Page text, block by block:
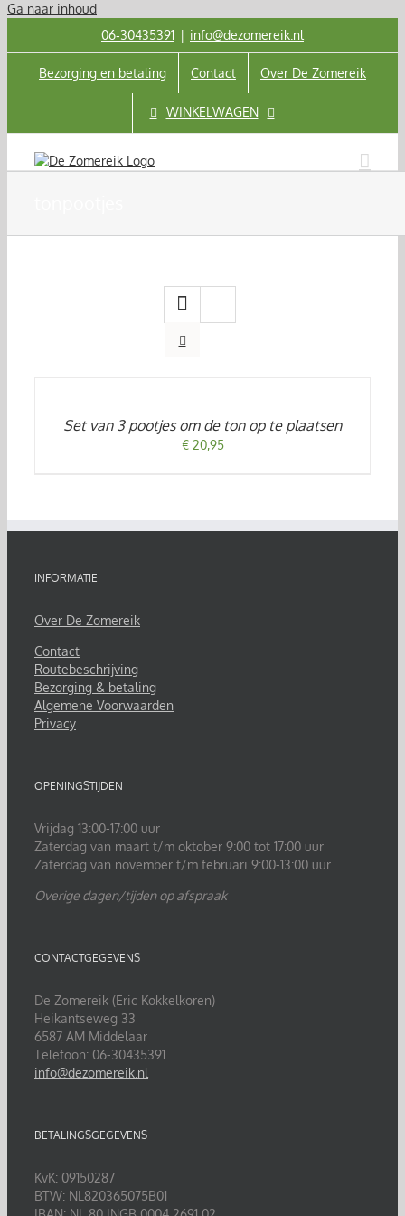
Ga naar inhoud
06‑30435391 | info@dezomereik.nl
Bezorging en betaling Contact Over De Zomereik
WINKELWAGEN
DETAILSSet van 3 pootjes om de ton op te plaatsen
€20,95
INFORMATIE
Over De Zomereik
Contact
Routebeschrijving
Bezorging & betaling
Algemene Voorwaarden
Privacy
OPENINGSTIJDEN
Vrijdag 13:00-17:00 uur
Zaterdag van maart t/m oktober 9:00 tot 17:00 uur
Zaterdag van november t/m februari 9:00-13:00 uur
Overige dagen/tijden op afspraak
CONTACTGEGEVENS
De Zomereik (Eric Kokkelkoren)
Heikantseweg 33
6587 AM Middelaar
Telefoon: 06-30435391
info@dezomereik.nl
BETALINGSGEGEVENS
KvK: 09150287
BTW: NL820365075B01